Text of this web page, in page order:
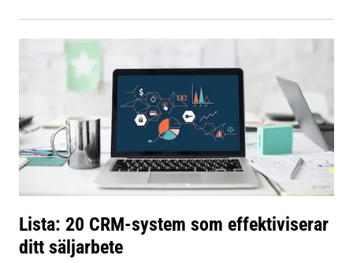
Lista: 20 CRM-system som effektiviserar
ditt säljarbete